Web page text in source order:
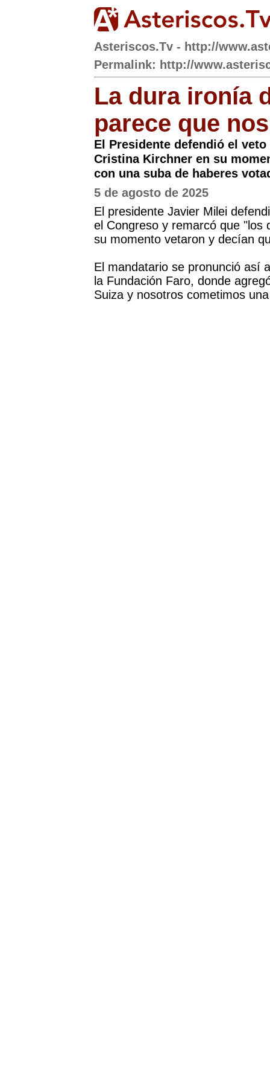
Asteriscos.Tv - http://
Permalink: http://
La dura ironía
parece que
El Presidente defendió el
Cristina Kirchner en su
con una suba de haberes
5 de agosto de 2025
El presidente Javier Milei
el Congreso y remarcó que "los
su momento vetaron y decían
El mandatario se pronunció así
la Fundación Faro, donde
Suiza y nosotros cometimos